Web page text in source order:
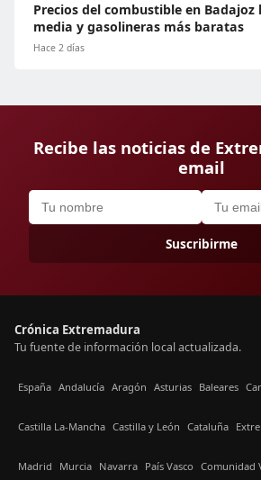
Precios del combustible en Badajoz
media y gasolineras más baratas
Hace 2 días
Recibe las noticias de
email
Suscribirme
Crónica Extremadura
Tu fuente de información local actualizada.
España Andalucía Aragón Asturias Baleares
Castilla La-Mancha Castilla y León Cataluña
Madrid Murcia Navarra País Vasco Comunidad